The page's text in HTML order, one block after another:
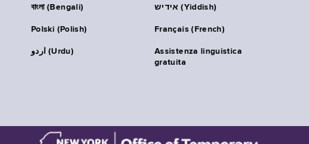
বাংলা (Bengali) אידיש (Yiddish)
Polski (Polish) Français (French)
اردو (Urdu)
Assistenza linguistica
gratuita